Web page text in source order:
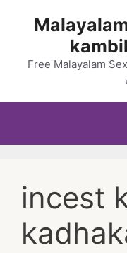
Free Malayalam
incest